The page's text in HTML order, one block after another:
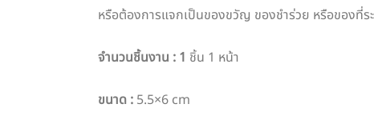
หรือต้องการแจกเป็นของขวัญ ของชำร่วย หรือของที่ร
จำนวนชิ้นงาน : 1 ชิ้น 1 หน้า
ขนาด : 5.5×6 cm